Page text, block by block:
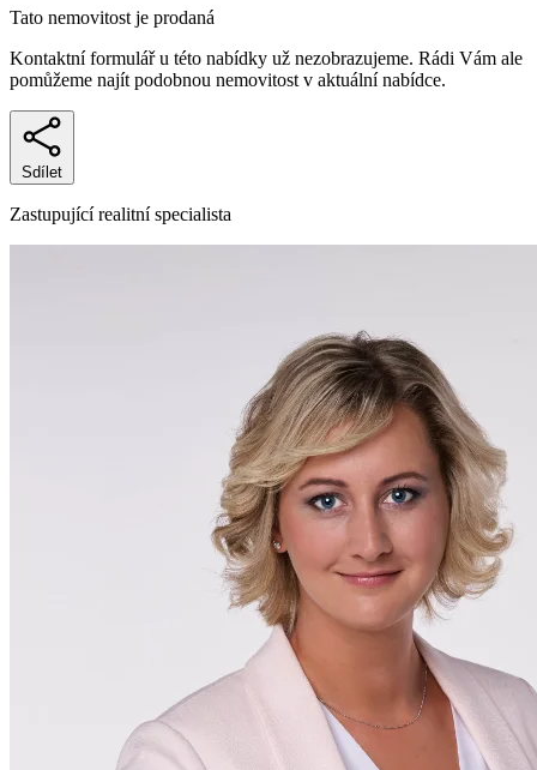
Tato nemovitost je prodaná
Kontaktní formulář u této nabídky už nezobrazujeme. Rádi Vám ale
pomůžeme najít podobnou nemovitost v aktuální nabídce.
Sdílet
Zastupující realitní specialista